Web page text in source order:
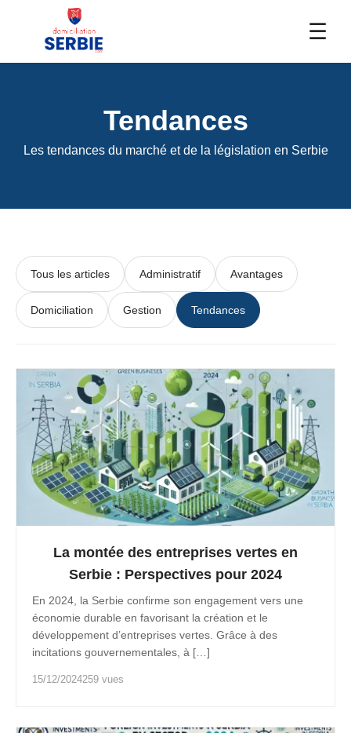
☰
Tendances
Les tendances du marché et de la législation en Serbie
Tous les articles Administratif Avantages
Domiciliation Gestion Tendances
La montée des entreprises vertes en
Serbie : Perspectives pour 2024
En 2024, la Serbie confirme son engagement vers une
économie durable en favorisant la création et le
développement d’entreprises vertes. Grâce à des
incitations gouvernementales, à […]
15/12/2024259 vues